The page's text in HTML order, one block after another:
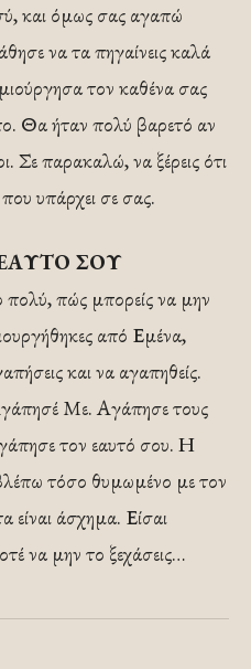
και όμως σας αγαπώ
να τα πηγαίνεις καλά
τον καθένα σας
Θα ήταν πολύ βαρετό αν
Σε παρακαλώ, να ξέρεις ότι
υπάρχει σε σας.
ΣΟΥ
πώς μπορείς να μην
από Εμένα,
και να αγαπηθείς.
Με. Αγάπησε τους
τον εαυτό σου. Η
τόσο θυμωμένο με τον
άσχημα. Είσαι
να μην το ξεχάσεις…